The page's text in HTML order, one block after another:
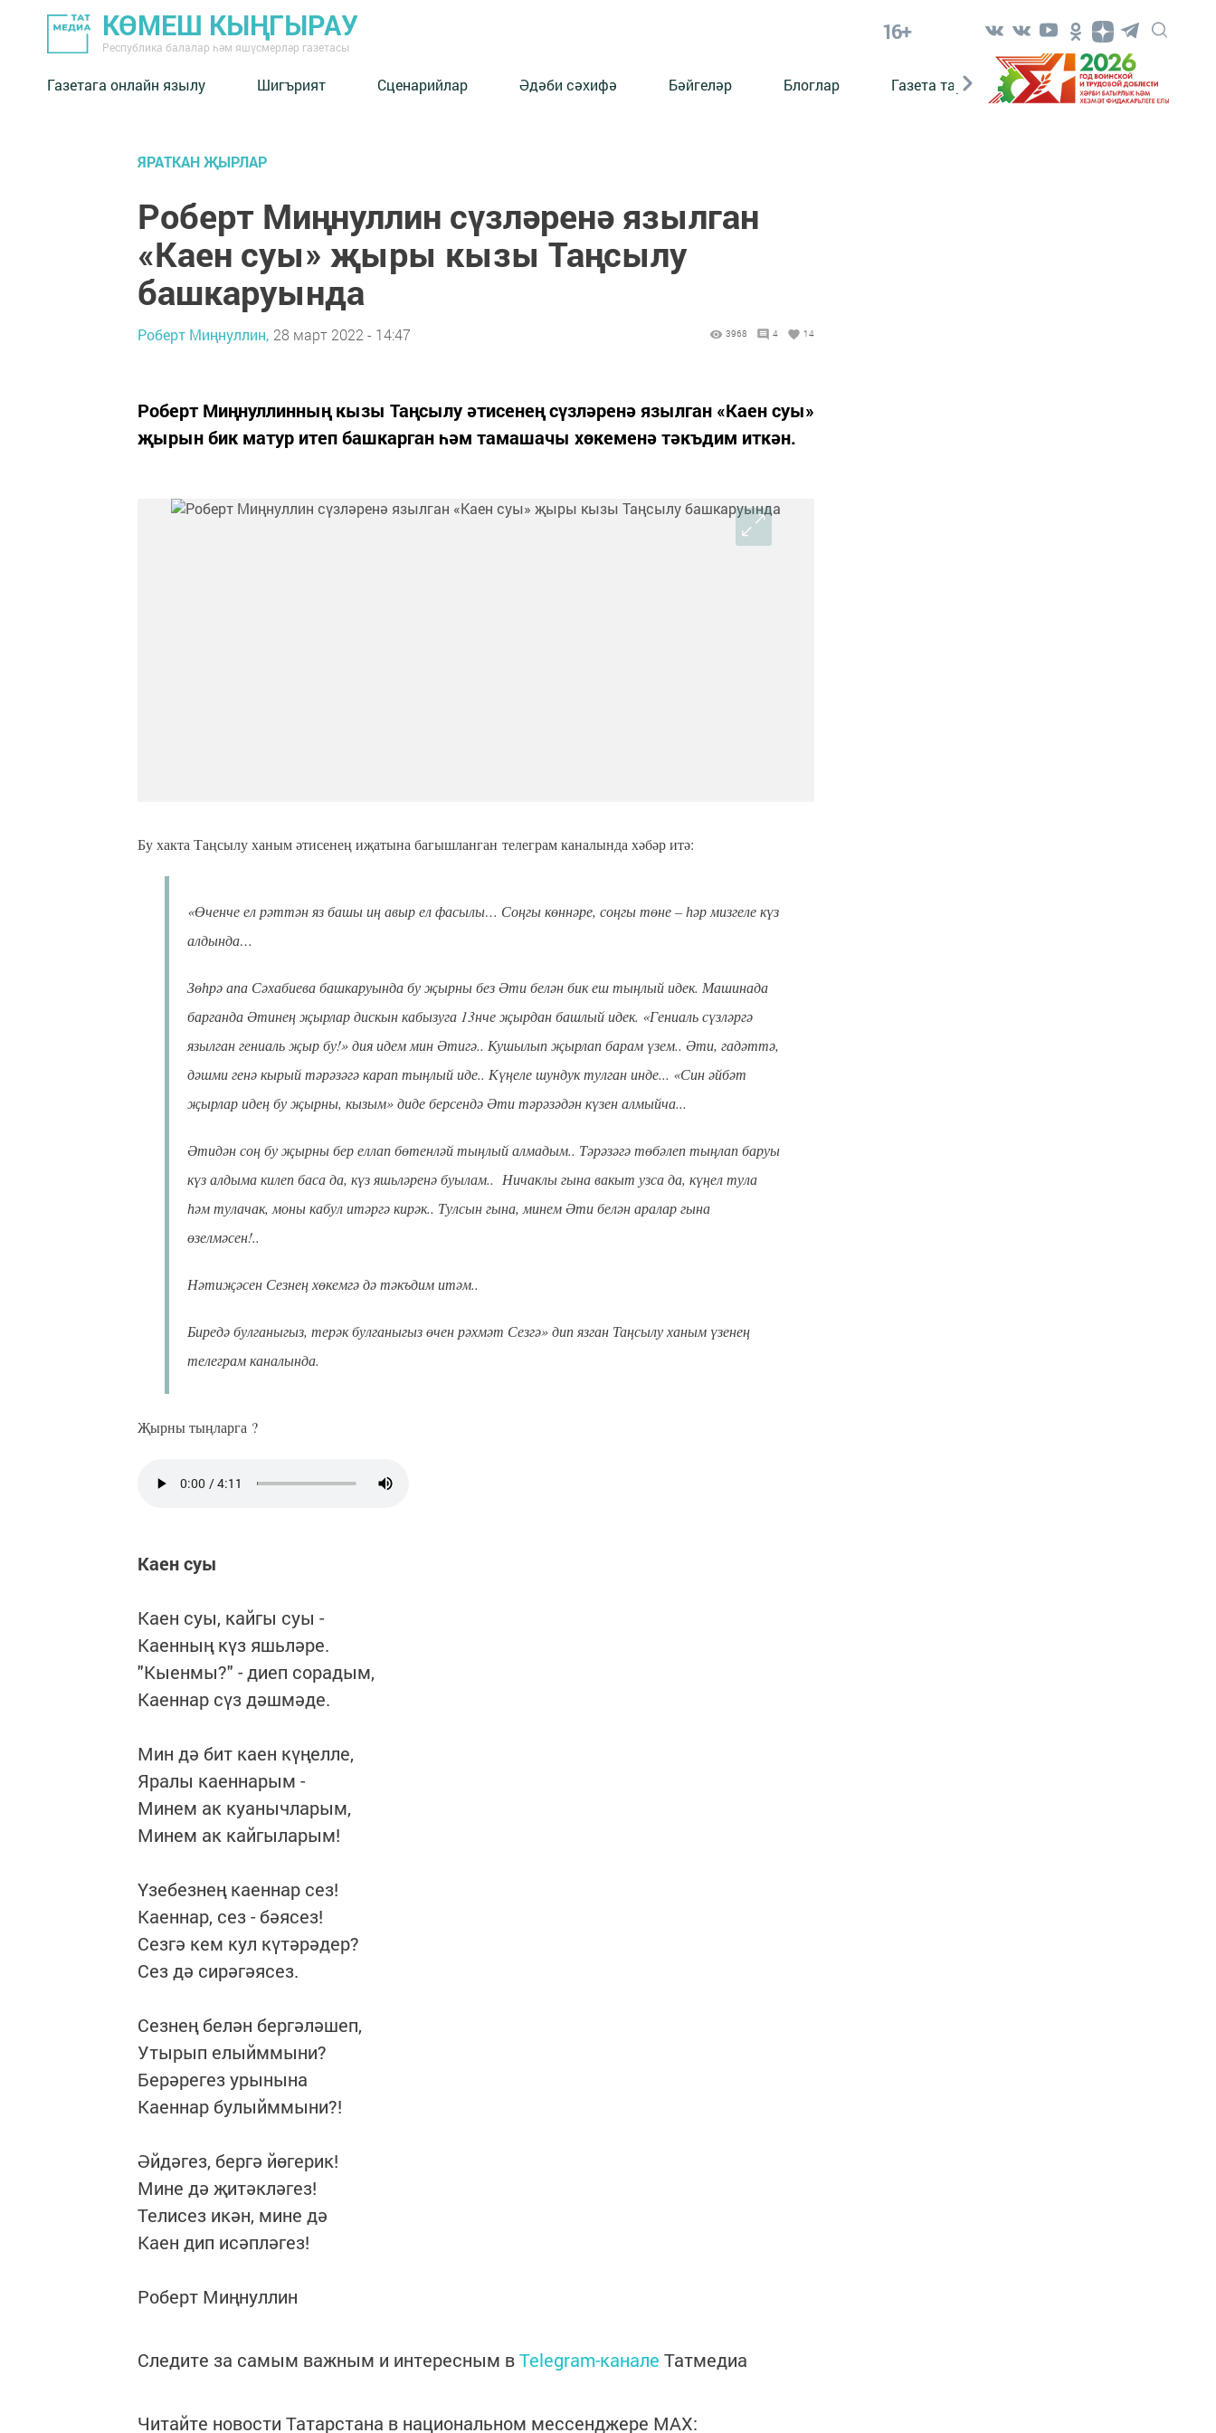
КӨМЕШ КЫҢГЫРАУ
Республика балалар һәм яшүсмерләр газетасы
16+
Газетага онлайн язылу Шигърият Сценарийлар Әдәби сәхифә Бәйгеләр Блоглар Газета тарихы Әкият Әкият
ЯРАТКАН ҖЫРЛАР
Роберт Миңнуллин сүзләренә язылган
«Каен суы» җыры кызы Таңсылу
башкаруында
Роберт Миңнуллин, 28 март 2022 - 14:47 3968 4 14
Роберт Миңнуллинның кызы Таңсылу әтисенең сүзләренә язылган «Каен суы»
җырын бик матур итеп башкарган һәм тамашачы хөкеменә тәкъдим иткән.
Бу хакта Таңсылу ханым әтисенең иҗатына багышланган телеграм каналында хәбәр итә:
«Өченче ел рәттән яз башы иң авыр ел фасылы… Соңгы көннәре, соңгы төне – һәр мизгеле күз
алдында…
Зөһрә апа Сәхабиева башкаруында бу җырны без Әти белән бик еш тыңлый идек. Машинада
барганда Әтинең җырлар дискын кабызуга 13нче җырдан башлый идек. «Гениаль сүзләргә
язылган гениаль җыр бу!» дия идем мин Әтигә.. Кушылып җырлап барам үзем.. Әти, гадәттә,
дәшми генә кырый тәрәзәгә карап тыңлый иде.. Күңеле шундук тулган инде... «Син әйбәт
җырлар идең бу җырны, кызым» диде берсендә Әти тәрәзәдән күзен алмыйча...
Әтидән соң бу җырны бер еллап бөтенләй тыңлый алмадым.. Тәрәзәгә төбәлеп тыңлап баруы
күз алдыма килеп баса да, күз яшьләренә буылам.. Ничаклы гына вакыт узса да, күңел тула
һәм тулачак, моны кабул итәргә кирәк.. Тулсын гына, минем Әти белән аралар гына
өзелмәсен!..
Нәтиҗәсен Сезнең хөкемгә дә тәкъдим итәм..
Биредә булганыгыз, терәк булганыгыз өчен рәхмәт Сезгә» дип язган Таңсылу ханым үзенең
телеграм каналында.
Җырны тыңларга ?
Каен суы
Каен суы, кайгы суы -
Каенның күз яшьләре.
"Кыенмы?" - диеп сорадым,
Каеннар сүз дәшмәде.
Мин дә бит каен күңелле,
Яралы каеннарым -
Минем ак куанычларым,
Минем ак кайгыларым!
Үзебезнең каеннар сез!
Каеннар, сез - бәясез!
Сезгә кем кул күтәрәдер?
Сез дә сирәгәясез.
Сезнең белән бергәләшеп,
Утырып елыйммыни?
Берәрегез урынына
Каеннар булыйммыни?!
Әйдәгез, бергә йөгерик!
Мине дә җитәкләгез!
Телисез икән, мине дә
Каен дип исәпләгез!
Роберт Миңнуллин
Следите за самым важным и интересным вTelegram-канале Татмедиа
Читайте новости Татарстана в национальном мессенджере MАХ: